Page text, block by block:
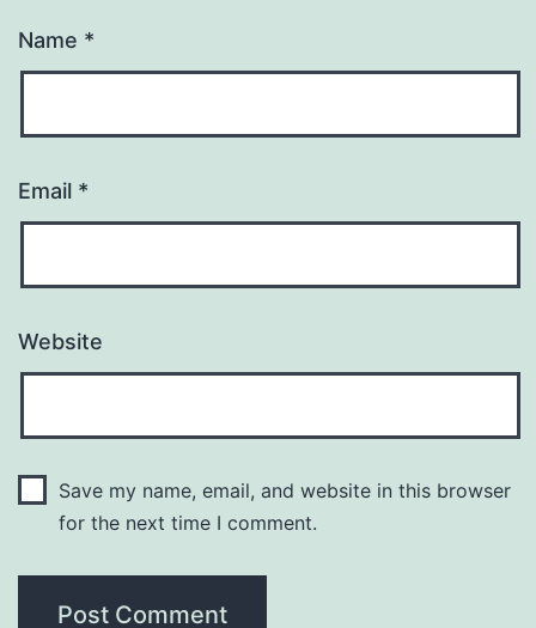
Name *
Email *
Website
Save my name, email, and website in this browser
for the next time I comment.